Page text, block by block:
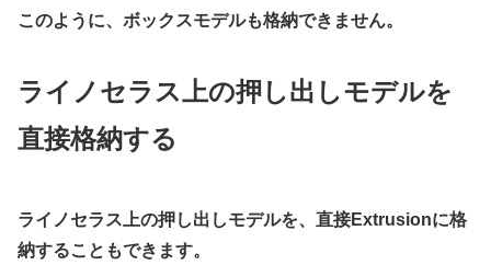
このように、ボックスモデルも格納できません。
ライノセラス上の押し出しモデルを
直接格納する
ライノセラス上の押し出しモデルを、直接Extrusionに格
納することもできます。